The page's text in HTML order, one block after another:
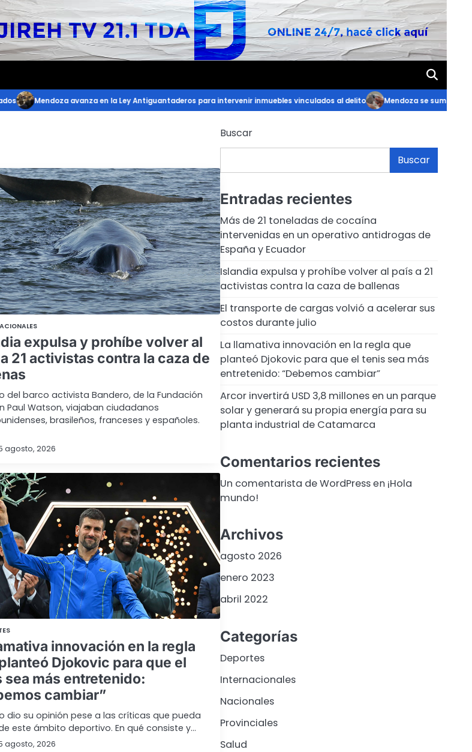
Mendoza avanza en la Ley Antiguantaderos para intervenir inmuebles vinculados al delito Mendoza se suma a la
expulsa y prohíbe volver al
21 activistas contra la caza de
del barco activista Bandero, de la Fundación
Paul Watson, viajaban ciudadanos
brasileños, franceses y españoles.
agosto, 2026
innovación en la regla
Djokovic para que el
sea más entretenido:
cambiar”
dio su opinión pese a las críticas que pueda
este ámbito deportivo. En qué consiste y…
agosto, 2026
Buscar
Buscar
Entradas recientes
Más de 21 toneladas de cocaína
intervenidas en un operativo antidrogas de
España y Ecuador
Islandia expulsa y prohíbe volver al país a 21
activistas contra la caza de ballenas
El transporte de cargas volvió a acelerar sus
costos durante julio
La llamativa innovación en la regla que
planteó Djokovic para que el tenis sea más
entretenido: “Debemos cambiar”
Arcor invertirá USD 3,8 millones en un parque
solar y generará su propia energía para su
planta industrial de Catamarca
Comentarios recientes
Un comentarista de WordPressen ¡Hola
mundo!
Archivos
agosto 2026
enero 2023
abril 2022
Categorías
Deportes
Internacionales
Nacionales
Provinciales
Salud